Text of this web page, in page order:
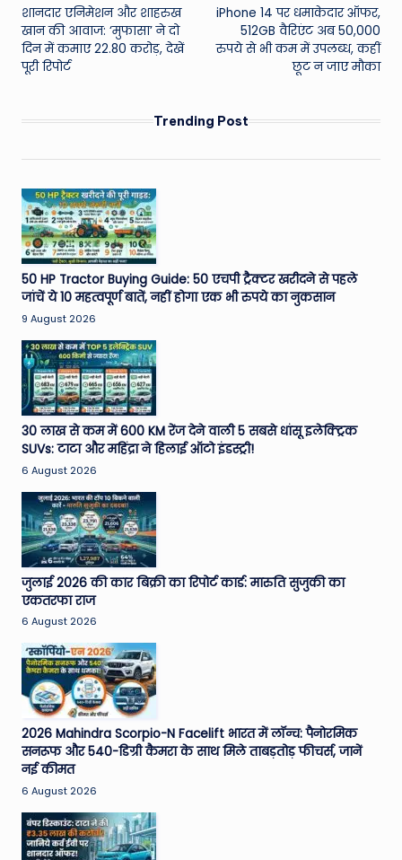
navigation
शानदार एनिमेशन और शाहरुख
खान की आवाज: ‘मुफासा’ ने दो
दिन में कमाए 22.80 करोड़, देखें
पूरी रिपोर्ट
iPhone 14 पर धमाकेदार ऑफर,
512GB वैरिएंट अब 50,000
रुपये से भी कम में उपलब्ध, कहीं
छूट न जाए मौका
Trending Post
50 HP Tractor Buying Guide: 50 एचपी ट्रैक्टर खरीदने से पहले
जांचें ये 10 महत्वपूर्ण बातें, नहीं होगा एक भी रुपये का नुकसान
9 August 2026
30 लाख से कम में 600 KM रेंज देने वाली 5 सबसे धांसू इलेक्ट्रिक
SUVs: टाटा और महिंद्रा ने हिलाई ऑटो इंडस्ट्री!
6 August 2026
जुलाई 2026 की कार बिक्री का रिपोर्ट कार्ड: मारुति सुजुकी का
एकतरफा राज
6 August 2026
2026 Mahindra Scorpio-N Facelift भारत में लॉन्च: पैनोरमिक
सनरूफ और 540-डिग्री कैमरा के साथ मिले ताबड़तोड़ फीचर्स, जानें
नई कीमत
6 August 2026